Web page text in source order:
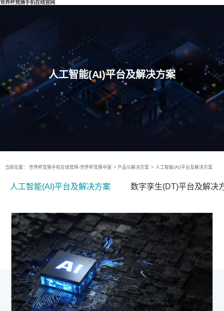
世界杯竞猜手机在线官网
人工智能(AI)平台及解决方案
当前位置： 世界杯竞猜手机在线官网-世界杯竞猜中国 > 产品与解决方案 > 人工智能(AI)平台及解决方案
人工智能(AI)平台及解决方案 数字孪生(DT)平台及解决